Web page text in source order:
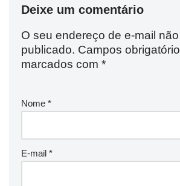
Deixe um comentário
O seu endereço de e-mail
publicado. Campos
marcados com *
Nome *
E-mail *